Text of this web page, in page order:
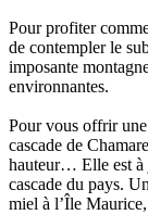
Pour profiter
de contempler le
imposante
environnantes.
Pour vous offrir une
cascade de
hauteur… Elle est à
cascade du pays.
miel à l’Île